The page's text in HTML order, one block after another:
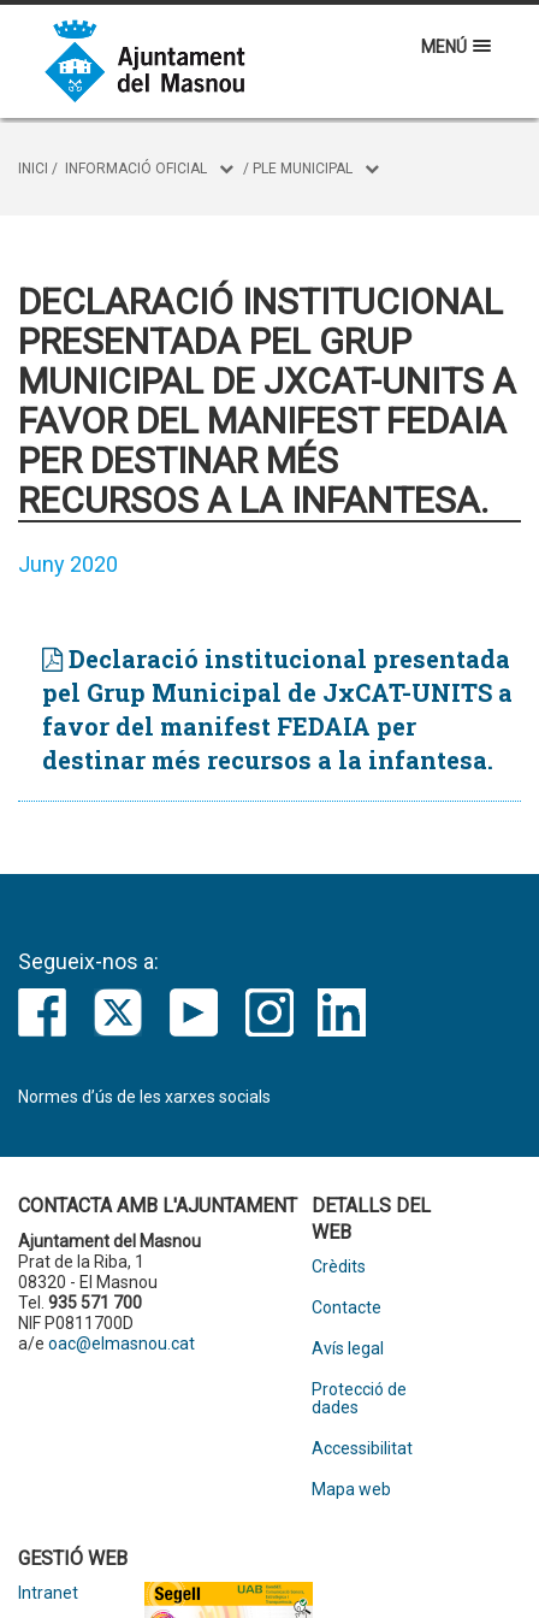
MENÚ
INICI / INFORMACIÓ OFICIAL / PLE MUNICIPAL
DECLARACIÓ INSTITUCIONAL
PRESENTADA PEL GRUP
MUNICIPAL DE JXCAT-UNITS A
FAVOR DEL MANIFEST FEDAIA
PER DESTINAR MÉS
RECURSOS A LA INFANTESA.
Juny 2020
Declaració institucional presentada
pel Grup Municipal de JxCAT-UNITS a
favor del manifest FEDAIA per
destinar més recursos a la infantesa.
Segueix-nos a:
Normes d’ús de les xarxes socials
CONTACTA AMB L'AJUNTAMENT
Ajuntament del Masnou
Prat de la Riba, 1
08320 - El Masnou
Tel. 935 571 700
NIF P0811700D
a/e oac@elmasnou.cat
DETALLS DEL
WEB
Crèdits
Contacte
Avís legal
Protecció de
dades
Accessibilitat
Mapa web
GESTIÓ WEB
Intranet